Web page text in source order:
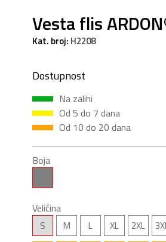
Vesta flis
Kat. broj: H2208
Dostupnost
Na zalihi
Od 5 do 7 dana
Od 10 do 20 dana
Boja
Veličina
S M L XL 2XL